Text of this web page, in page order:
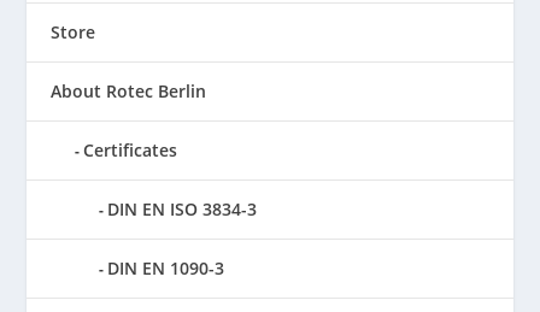
Store
About Rotec Berlin
Certificates
DIN EN ISO 3834-3
DIN EN 1090-3